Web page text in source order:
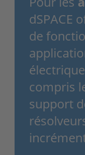
dSPACE
de
compris
support